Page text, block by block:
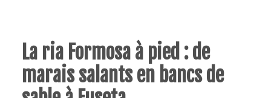
La ria Formosa à pied : de
marais salants en bancs de